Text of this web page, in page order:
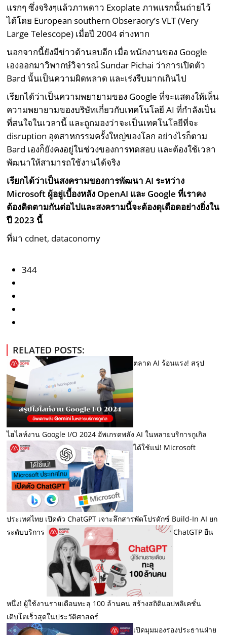
แรกๆ ซึ่งจริงๆแล้วภาพดาว Exoplate ภาพแรกนั้นถ่ายไว้
ได้โดย European southern Obseraory’s VLT (Very
Large Telescope) เมื่อปี 2004 ต่างหาก
นอกจากนี้ยังมีข่าวด้านลบอีก เมื่อ พนักงานของ Google
เองออกมาวิพากษ์วิจารณ์ Sundar Pichai ว่าการเปิดตัว
Bard นั้นเป็นความผิดพลาด และเร่งรีบมากเกินไป
เรียกได้ว่าเป็นความพยายามของ Google ที่จะแสดงให้เห็น
ความพยายามของบริษัทเกี่ยวกับเทคโนโลยี AI ที่กำลังเป็น
ที่สนใจในเวลานี้ และถูกมองว่าจะเป็นเทคโนโลยีที่จะ
disruption อุตสาหกรรมครั้งใหญ่ของโลก อย่างไรก็ตาม
Bard เองก็ยังคงอยู่ในช่วงของการทดสอบ และต้องใช้เวลา
พัฒนาให้สามารถใช้งานได้จริง
เรียกได้ว่าเป็นสงครามของการพัฒนา AI ระหว่าง
Microsoft ผู้อยู่เบื้องหลัง OpenAI และ Google ที่เราคง
ต้องติดตามกันต่อไปและสงครามนี้จะต้องดุเดือดอย่างยิ่งใน
ปี 2023 นี้
ที่มา cdnet, dataconomy
344
RELATED POSTS:
ตลาด AI ร้อนแรง! สรุป
ไฮไลท์งาน Google I/O 2024 อัพเกรดพลัง AI ในหลายบริการกูเกิล
ได้ใช้แน่! Microsoft
ประเทศไทย เปิดตัว ChatGPT เจาะลึกสารพัดโปรดักซ์ Build-In AI ยก
ระดับบริการ
ChatGTP ยืน
หนึ่ง! ผู้ใช้งานรายเดือนทะลุ 100 ล้านคน สร้างสถิติแอปพลิเคชั่น
เติบโตเร็วสุดในประวัติศาสตร์
เปิดมุมมองรองประธานฝ่าย